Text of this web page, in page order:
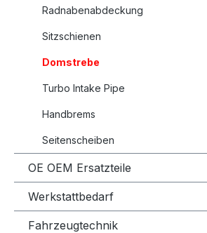
Radnabenabdeckung
Sitzschienen
Domstrebe
Turbo Intake Pipe
Handbrems
Seitenscheiben
OE OEM Ersatzteile
Werkstattbedarf
Fahrzeugtechnik